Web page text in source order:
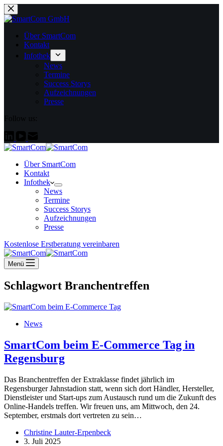
Zum
Inhalt
Über SmartCom
Kontakt
Infothek
News
Termine
Success Storys
Aufzeichnungen
Presse
Follow us:
Über SmartCom
Kontakt
Infothek
News
Termine
Success Storys
Aufzeichnungen
Presse
Kostenlose Erstberatung vereinbaren
Menü
Schlagwort Branchentreffen
News
SmartCom beim E-Commerce Tag in
Regensburg
Das Branchentreffen der Extraklasse findet jährlich im
Regensburger Jahnstadion statt, wenn sich dort Händler, Hersteller,
Dienstleister und Start-ups zum Austausch rund um die Zukunft des
Online-Handels treffen. Wir freuen uns, am Mittwoch, den 24.
September, erstmals dort vertreten zu sein…
Christine Lauter-Erpenbeck
3. Juli 2025